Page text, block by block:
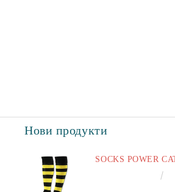
Нови продукти
SOCKS POWER